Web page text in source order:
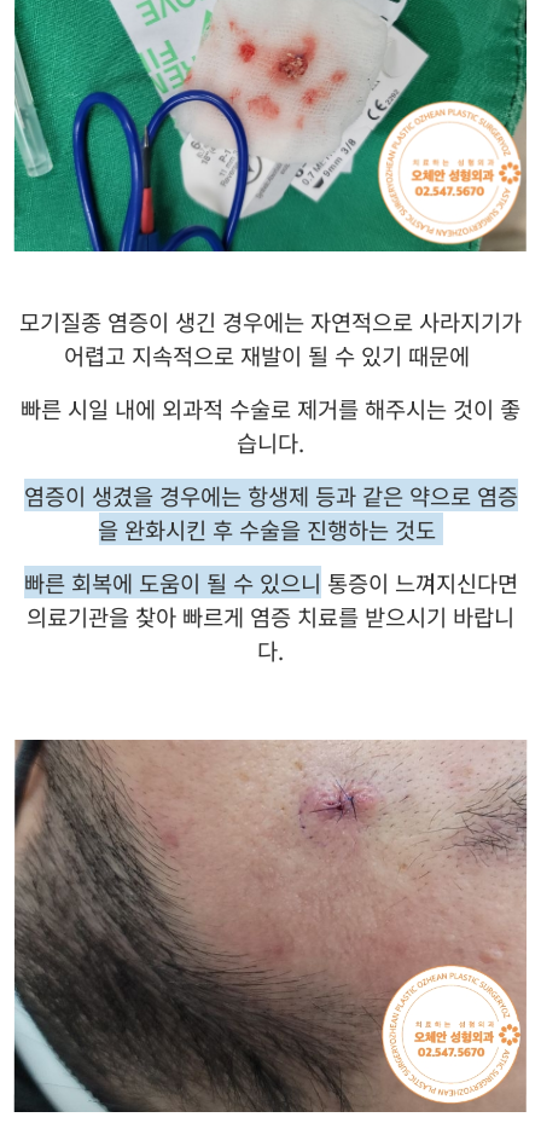
모기질종 염증이 생긴 경우에는 자연적으로 사라지기가
어렵고 지속적으로 재발이 될 수 있기 때문에
빠른 시일 내에 외과적 수술로 제거를 해주시는 것이 좋
습니다.
염증이 생겼을 경우에는 항생제 등과 같은 약으로 염증
을 완화시킨 후 수술을 진행하는 것도
빠른 회복에 도움이 될 수 있으니 통증이 느껴지신다면
의료기관을 찾아 빠르게 염증 치료를 받으시기 바랍니
다.